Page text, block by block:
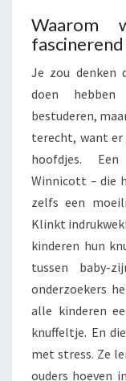
L
A
N
G
’
R
I
E
N
D
J
E
W
O
R
T
Waarom
Je zou denken
doen
bestuderen,
terecht, want
hoofdjes.
Winnicott – die
zelfs een
Klinkt
kinderen hun
tussen baby-
onderzoekers
alle kinderen
knuffeltje. En
met stress. Ze
ouders hoeven